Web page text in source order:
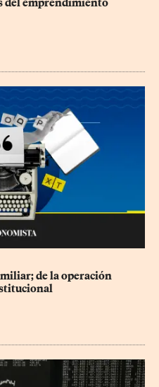
del emprendimiento
de la operación